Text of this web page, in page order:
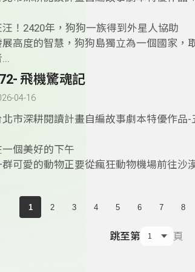
汪！2420年，狗狗一族得到外星人協助
展高度的智慧，狗狗島獨立為一個國家，
飛機驚魂記
04-16
北市深耕閱讀計畫自編故事劇本特優作品
一個美好的下午
群可愛的動物正要從瘋狂動物機場前往沙
1 2 3 4 5 6 7 8
跳至第 頁